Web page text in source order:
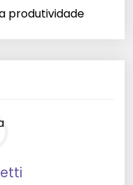
produtividade